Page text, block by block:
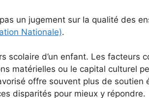
un jugement sur la qualité des
Nationale).
scolaire d’un enfant. Les facteurs
matérielles ou le capital culturel
offre souvent plus de soutien
disparités pour mieux y répondre.